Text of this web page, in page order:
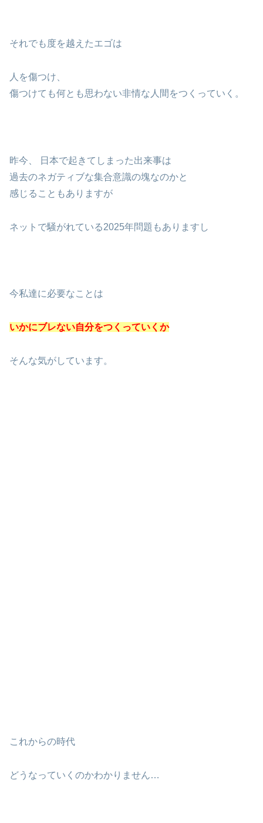
それでも度を越えたエゴは
人を傷つけ、
傷つけても何とも思わない非情な人間をつくっていく。
昨今、 日本で起きてしまった出来事は
過去のネガティブな集合意識の塊なのかと
感じることもありますが
ネットで騒がれている2025年問題もありますし
今私達に必要なことは
いかにブレない自分をつくっていくか
そんな気がしています。
これからの時代
どうなっていくのかわかりません…